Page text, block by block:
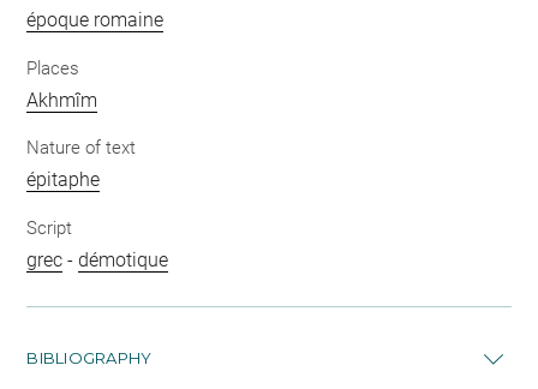
époque romaine
Places
Akhmîm
Nature of text
épitaphe
Script
grec -démotique
BIBLIOGRAPHY